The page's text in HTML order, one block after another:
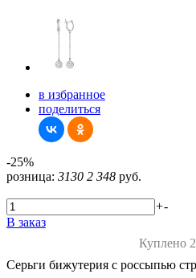
в избранное
поделиться
-25%
розница: 3130 2 348 руб.
+-
В заказ
Куплено 2
Серьги бижутерия с россыпью